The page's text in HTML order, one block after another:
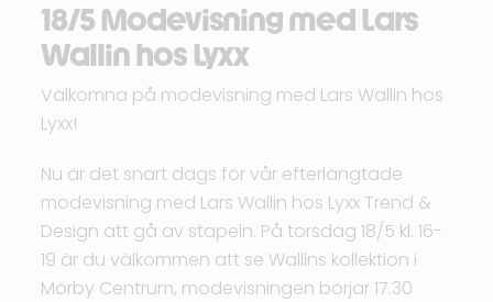
18/5 Modevisning med Lars
Wallin hos Lyxx
Välkomna på modevisning med Lars Wallin hos
Lyxx!
Nu är det snart dags för vår efterlängtade
modevisning med Lars Wallin hos Lyxx Trend &
Design att gå av stapeln. På torsdag 18/5 kl. 16-
19 är du välkommen att se Wallins kollektion i
Mörby Centrum, modevisningen börjar 17.30